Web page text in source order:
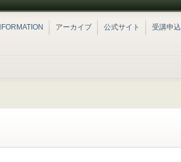
アーカイブ 公式サイト 受講申込